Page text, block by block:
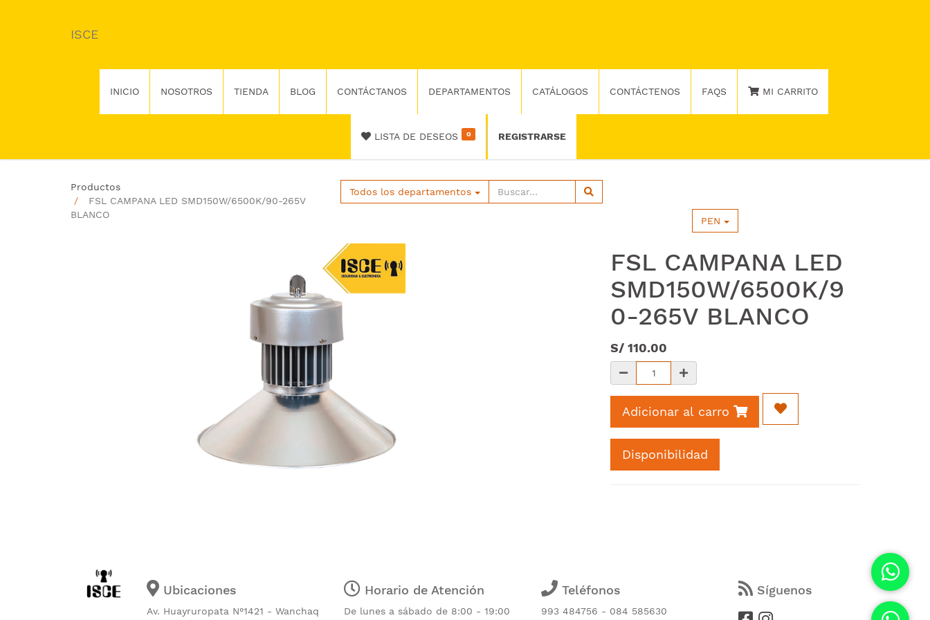
ISCE
INICIO NOSOTROS TIENDA BLOG CONTÁCTANOS DEPARTAMENTOS CATÁLOGOS CONTÁCTENOS FAQS MI CARRITO
LISTA DE DESEOS 0 REGISTRARSE
Productos
FSL CAMPANA LED SMD150W/6500K/90-265V
BLANCO
Todos los departamentos
PEN
FSL CAMPANA LED
SMD150W/6500K/9
0-265V BLANCO
S/ 110.00
Adicionar al carro
Disponibilidad
Ubicaciones
Av. Huayruropata N°1421 - Wanchaq
Horario de Atención
De lunes a sábado de 8:00 - 19:00
Teléfonos
993 484756 - 084 585630
Síguenos